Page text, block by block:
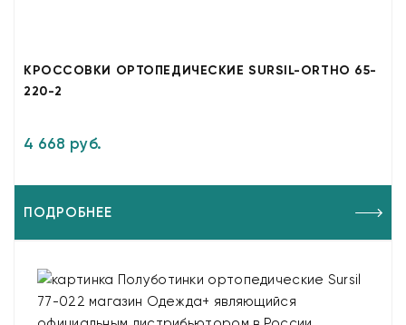
КРОССОВКИ ОРТОПЕДИЧЕСКИЕ SURSIL-ORTHO 65-
220-2
4 668 руб.
ПОДРОБНЕЕ